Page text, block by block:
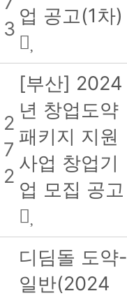
3
업 공고(1차)
2
7
2
[부산] 2024
년 창업도약
패키지 지원
사업 창업기
업 모집 공고
디딤돌 도약-
일반(2024